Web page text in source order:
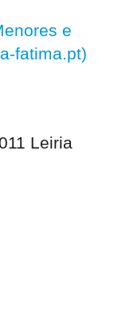
e
fatima.pt)
Leiria